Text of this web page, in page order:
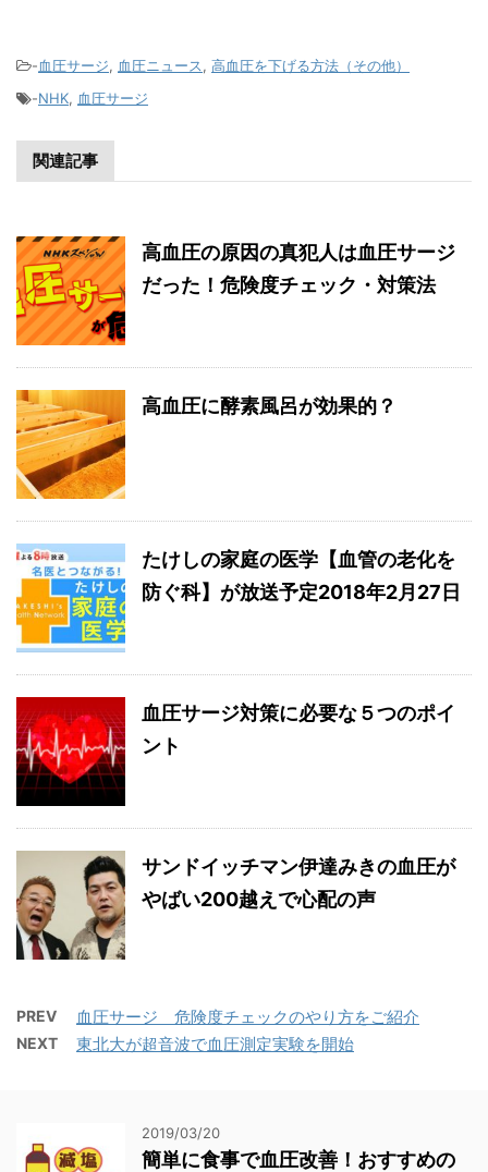
-血圧サージ, 血圧ニュース, 高血圧を下げる方法（その他）
-NHK, 血圧サージ
関連記事
高血圧の原因の真犯人は血圧サージ
だった！危険度チェック・対策法
高血圧に酵素風呂が効果的？
たけしの家庭の医学【血管の老化を
防ぐ科】が放送予定2018年2月27日
血圧サージ対策に必要な５つのポイ
ント
サンドイッチマン伊達みきの血圧が
やばい200越えで心配の声
PREV 血圧サージ 危険度チェックのやり方をご紹介
NEXT 東北大が超音波で血圧測定実験を開始
2019/03/20
簡単に食事で血圧改善！おすすめの